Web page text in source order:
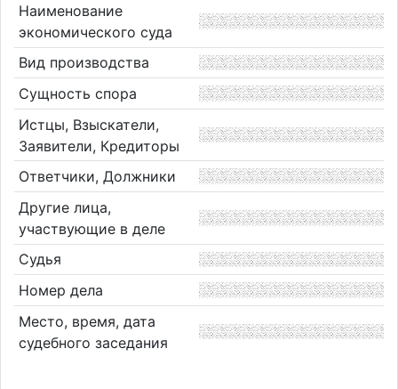
Наименование
экономического суда
Вид производства
Сущность спора
Истцы, Взыскатели,
Заявители, Кредиторы
Ответчики, Должники
Другие лица,
участвующие в деле
Судья
Номер дела
Место, время, дата
судебного заседания